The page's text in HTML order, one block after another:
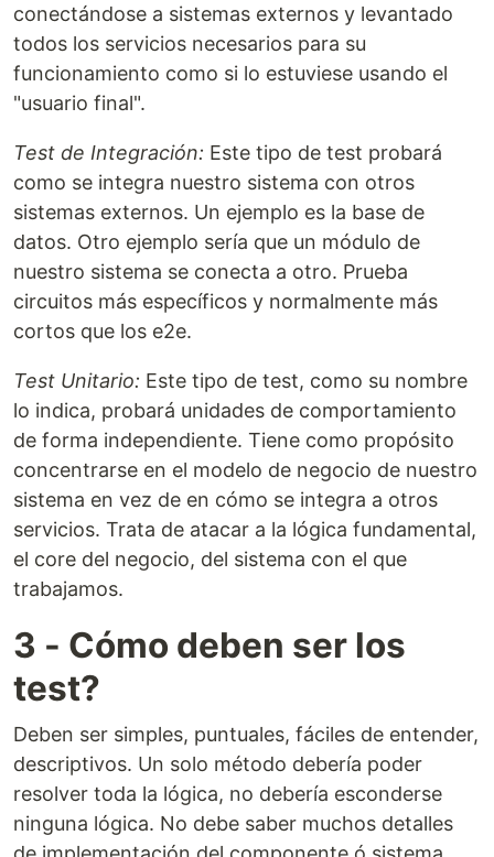
conectándose a sistemas externos y levantado
todos los servicios necesarios para su
funcionamiento como si lo estuviese usando el
"usuario final".
Test de Integración: Este tipo de test probará
como se integra nuestro sistema con otros
sistemas externos. Un ejemplo es la base de
datos. Otro ejemplo sería que un módulo de
nuestro sistema se conecta a otro. Prueba
circuitos más específicos y normalmente más
cortos que los e2e.
Test Unitario: Este tipo de test, como su nombre
lo indica, probará unidades de comportamiento
de forma independiente. Tiene como propósito
concentrarse en el modelo de negocio de nuestro
sistema en vez de en cómo se integra a otros
servicios. Trata de atacar a la lógica fundamental,
el core del negocio, del sistema con el que
trabajamos.
3 - Cómo deben ser los
test?
Deben ser simples, puntuales, fáciles de entender,
descriptivos. Un solo método debería poder
resolver toda la lógica, no debería esconderse
ninguna lógica. No debe saber muchos detalles